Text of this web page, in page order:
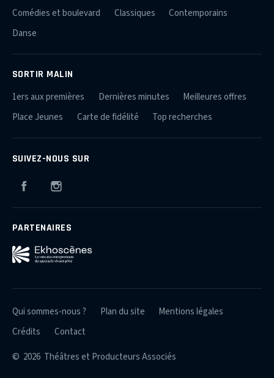
Comédies et boulevard
Classiques
Contemporains
Danse
SORTIR MALIN
1ers aux premières Dernières minutes
Meilleures offres
Place Jeunes
Carte de fidélité Top recherches
SUIVEZ-NOUS SUR
Facebook
PARTENAIRES
© 2026 Théâtres et Producteurs Associés
Qui sommes-nous ? Plan du site
Mentions légales
Crédits
Contact